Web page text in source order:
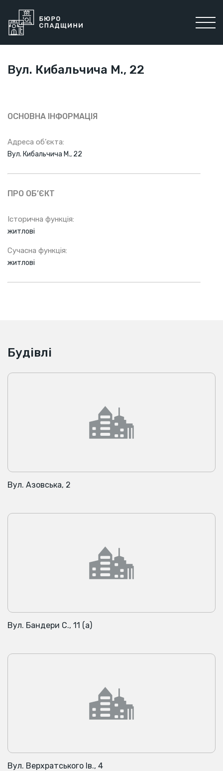
Вул. Кибальчича М., 22
ОСНОВНА ІНФОРМАЦІЯ
Адреса об’єкта:
Вул. Кибальчича М., 22
ПРО ОБ’ЄКТ
Історична функція:
житлові
Сучасна функція:
житлові
Будівлі
Вул. Азовська, 2
Вул. Бандери С., 11 (а)
Вул. Верхратського Ів., 4